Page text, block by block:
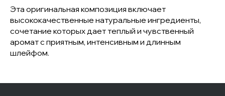
Эта оригинальная композиция включает
высококачественные натуральные ингредиенты,
сочетание которых дает теплый и чувственный
аромат с приятным, интенсивным и длинным
шлейфом.